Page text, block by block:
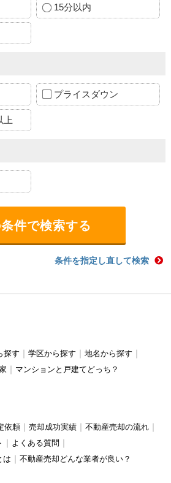
15分以内
プライスダウン
上
条件を指定し直して検索
探す 学区から探す
地名から探す
マンションと戸建てどっち？
依頼 売却成功実績
不動産売却の流れ
よくある質問
は
不動産売却どんな業者が良い？